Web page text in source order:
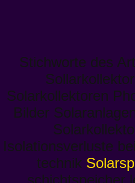
Stichworte des
Solarkollektoren
Bilder
Isolationsverluste
technik
schichtspeicher